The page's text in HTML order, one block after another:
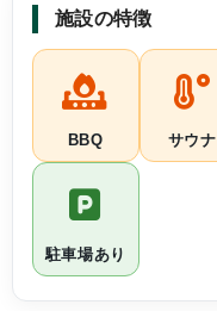
施設の特徴
BBQ サウナ
駐車場あり